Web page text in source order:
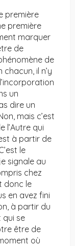
première
première
marquer
de
de
il n’y
un
dire un
mais c’est
l’Autre qui
à partir de
le
signale au
chez
donc le
en avez fini
à partir du
qui se
être de
où